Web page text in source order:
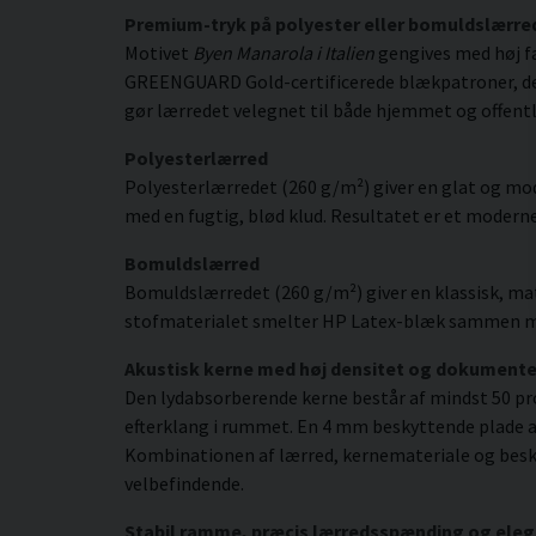
Premium-tryk på polyester eller
Motivet Byen Manarola i Italien gengives med høj
GREENGUARD Gold-certificerede blækpatroner,
gør lærredet velegnet til både hjemmet og
Polyesterlærred
Polyesterlærredet (260 g/m²) giver en glat og
med en fugtig, blød klud. Resultatet er et
Bomuldslærred
Bomuldslærredet (260 g/m²) giver en klassisk,
stofmaterialet smelter HP Latex-blæk sammen
Akustisk kerne med høj densitet og
Den lydabsorberende kerne består af mindst 50
efterklang i rummet. En 4 mm beskyttende
Kombinationen af lærred, kernemateriale og
velbefindende.
Stabil ramme, præcis lærredsspænding og